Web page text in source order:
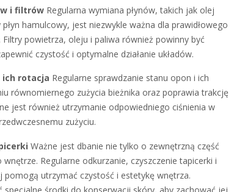
i filtrówRegularna wymiana płynów, takich jak olej
płyn hamulcowy, jest niezwykle ważna dla prawidłowego
powietrza, oleju i paliwa również powinny być
czystość i optymalne działanie układów.
ich rotacja Regularne sprawdzanie stanu opon i ich
równomiernego zużycia bieżnika oraz poprawia trakcję
jest również utrzymanie odpowiedniego ciśnienia w
zużyciu.
Ważne jest dbanie nie tylko o zewnętrzną część
Regularne odkurzanie, czyszczenie tapicerki i
pomogą utrzymać czystość i estetykę wnętrza.